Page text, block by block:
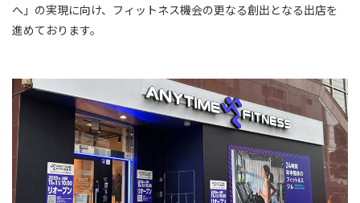
へ」の実現に向け、フィットネス機会の更なる創出となる出店を
進めております。